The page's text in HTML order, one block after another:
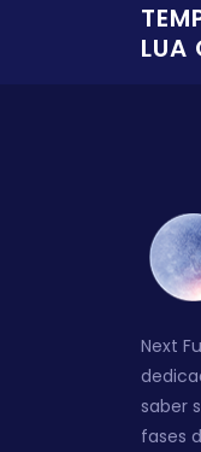
LUA
Next
saber
fases